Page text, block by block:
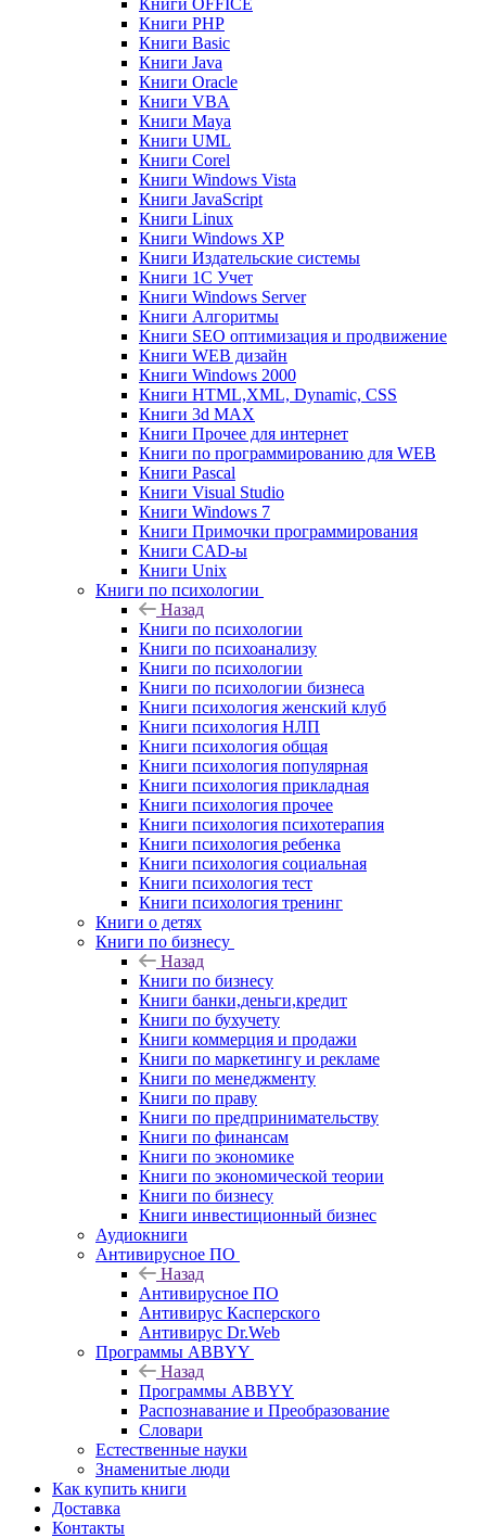
Книги OFFICE
Книги PHP
Книги Basic
Книги Java
Книги Oracle
Книги VBA
Книги Maya
Книги UML
Книги Corel
Книги Windows Vista
Книги JavaScript
Книги Linux
Книги Windows XP
Книги Издательские системы
Книги 1C Учет
Книги Windows Server
Книги Алгоритмы
Книги SEO оптимизация и продвижение
Книги WEB дизайн
Книги Windows 2000
Книги HTML,XML, Dynamic, CSS
Книги 3d MAX
Книги Прочее для интернет
Книги по программированию для WEB
Книги Pascal
Книги Visual Studio
Книги Windows 7
Книги Примочки программирования
Книги CAD-ы
Книги Unix
Книги по психологии
Назад
Книги по психологии
Книги по психоанализу
Книги по психологии
Книги по психологии бизнеса
Книги психология женский клуб
Книги психология НЛП
Книги психология общая
Книги психология популярная
Книги психология прикладная
Книги психология прочее
Книги психология психотерапия
Книги психология ребенка
Книги психология социальная
Книги психология тест
Книги психология тренинг
Книги о детях
Книги по бизнесу
Назад
Книги по бизнесу
Книги банки,деньги,кредит
Книги по бухучету
Книги коммерция и продажи
Книги по маркетингу и рекламе
Книги по менеджменту
Книги по праву
Книги по предпринимательству
Книги по финансам
Книги по экономике
Книги по экономической теории
Книги по бизнесу
Книги инвестиционный бизнес
Аудиокниги
Антивирусное ПО
Назад
Антивирусное ПО
Антивирус Касперского
Антивирус Dr.Web
Программы ABBYY
Назад
Программы ABBYY
Распознавание и Преобразование
Словари
Естественные науки
Знаменитые люди
Как купить книги
Доставка
Контакты